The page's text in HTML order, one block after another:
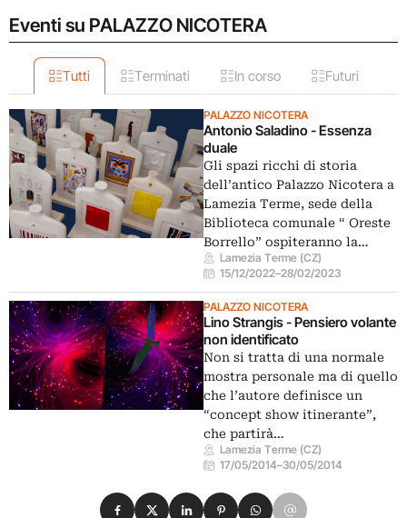
Eventi su PALAZZO NICOTERA
Tutti Terminati In corso Futuri
PALAZZO NICOTERA
Antonio Saladino - Essenza
duale
Gli spazi ricchi di storia
dell’antico Palazzo Nicotera a
Lamezia Terme, sede della
Biblioteca comunale “ Oreste
Borrello” ospiteranno la…
Lamezia Terme (CZ)
15/12/2022–28/02/2023
PALAZZO NICOTERA
Lino Strangis - Pensiero volante
non identificato
Non si tratta di una normale
mostra personale ma di quello
che l’autore definisce un
“concept show itinerante”,
che partirà…
Lamezia Terme (CZ)
17/05/2014–30/05/2014
Condividi su Facebook
Condividi su X
Condividi su LinkedIn
Condividi su Pinterest
Condividi su WhatsApp
Condividi su Email